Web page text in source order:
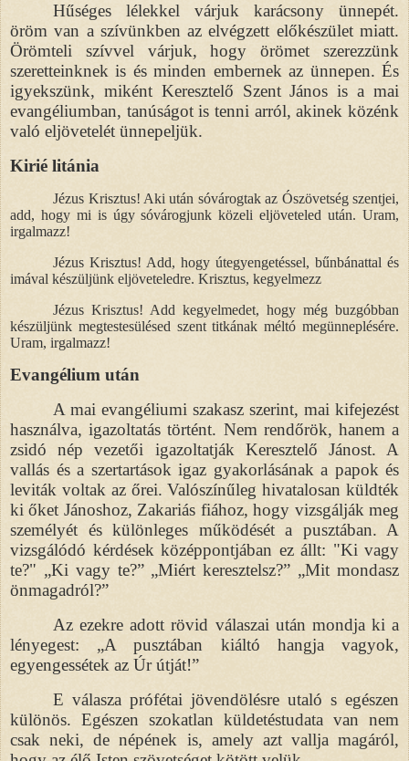
Hűséges lélekkel várjuk karácsony ünnepét.
öröm van a szívünkben az elvégzett előkészület miatt.
Örömteli szívvel várjuk, hogy örömet szerezzünk
szeretteinknek is és minden embernek az ünnepen. És
igyekszünk, miként Keresztelő Szent János is a mai
evangéliumban, tanúságot is tenni arról, akinek közénk
való eljövetelét ünnepeljük.
Kirié litánia
Jézus Krisztus! Aki után sóvárogtak az Ószövetség szentjei,
add, hogy mi is úgy sóvárogjunk közeli eljöveteled után. Uram,
irgalmazz!
Jézus Krisztus! Add, hogy útegyengetéssel, bűnbánattal és
imával készüljünk eljöveteledre. Krisztus, kegyelmezz
Jézus Krisztus! Add kegyelmedet, hogy még buzgóbban
készüljünk megtestesülésed szent titkának méltó megünneplésére.
Uram, irgalmazz!
Evangélium után
A mai evangéliumi szakasz szerint, mai kifejezést
használva, igazoltatás történt. Nem rendőrök, hanem a
zsidó nép vezetői igazoltatják Keresztelő Jánost. A
vallás és a szertartások igaz gyakorlásának a papok és
leviták voltak az őrei. Valószínűleg hivatalosan küldték
ki őket Jánoshoz, Zakariás fiához, hogy vizsgálják meg
személyét és különleges működését a pusztában. A
vizsgálódó kérdések középpontjában ez állt: "Ki vagy
te?" „Ki vagy te?” „Miért keresztelsz?” „Mit mondasz
önmagadról?”
Az ezekre adott rövid válaszai után mondja ki a
lényegest: „A pusztában kiáltó hangja vagyok,
egyengessétek az Úr útját!”
E válasza prófétai jövendölésre utaló s egészen
különös. Egészen szokatlan küldetéstudata van nem
csak neki, de népének is, amely azt vallja magáról,